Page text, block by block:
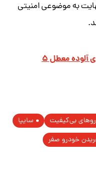
به موضوعی امنیتی
پرونده بنزین‌های آلوده معطل ۵
بی‌کیفیت
سایپا
خودرو صفر